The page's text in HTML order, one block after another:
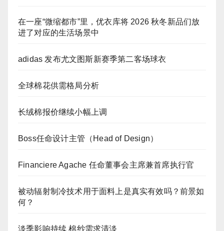
在一座“微缩都市”里，优衣库将 2026 秋冬新品们放
进了对应的生活场景中
adidas 发布尤文图斯新赛季第二客场球衣
全球棉花供需格局分析
长绒棉报价继续小幅上调
Boss任命设计主管（Head of Design）
Financiere Agache 任命董事会主席兼首席执行官
被动辐射制冷技术用于面料上是真实有效吗？前景如
何？
淡季影响持续 棉纱需求清淡